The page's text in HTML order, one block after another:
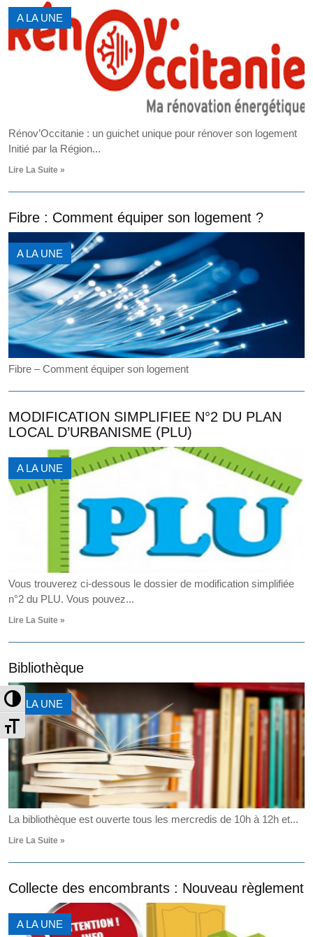
Passer en contraste élevé
Changer la taille de la police
A LA UNE
Rénov’Occitanie : un guichet unique pour rénover son logement
Initié par la Région...
Lire La Suite »
Fibre : Comment équiper son logement ?
A LA UNE
Fibre – Comment équiper son logement
MODIFICATION SIMPLIFIEE N°2 DU PLAN
LOCAL D’URBANISME (PLU)
A LA UNE
Vous trouverez ci-dessous le dossier de modification simplifiée
n°2 du PLU. Vous pouvez...
Lire La Suite »
Bibliothèque
A LA UNE
La bibliothèque est ouverte tous les mercredis de 10h à 12h et...
Lire La Suite »
Collecte des encombrants : Nouveau règlement
A LA UNE